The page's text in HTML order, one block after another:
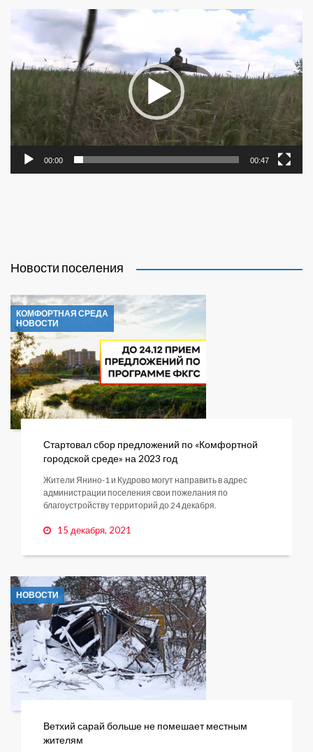
Видеоплеер
00:00 00:47
Новости поселения
КОМФОРТНАЯ СРЕДА
НОВОСТИ
Стартовал сбор предложений по «Комфортной
городской среде» на 2023 год
Жители Янино-1 и Кудрово могут направить в адрес
администрации поселения свои пожелания по
благоустройству территорий до 24 декабря.
15 декабря, 2021
НОВОСТИ
Ветхий сарай больше не помешает местным
жителям